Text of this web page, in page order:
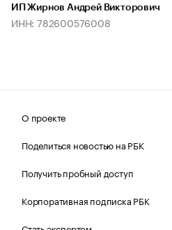
ИП Жирнов Андрей Викторович
ИНН: 782600576008
О проекте
Поделиться новостью на РБК
Получить пробный доступ
Корпоративная подписка РБК